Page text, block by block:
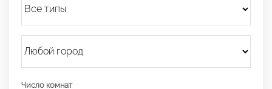
Число комнат